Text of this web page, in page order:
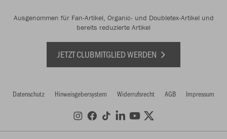
Ausgenommen für Fan-Artikel, Organic- und Doubletex-Artikel und
bereits reduzierte Artikel
JETZT CLUBMITGLIED WERDEN
Datenschutz Hinweisgebersystem Widerrufsrecht AGB Impressum